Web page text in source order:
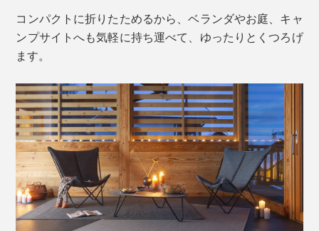
コンパクトに折りたためるから、ベランダやお庭、キャ
ンプサイトへも気軽に持ち運べて、ゆったりとくつろげ
ます。